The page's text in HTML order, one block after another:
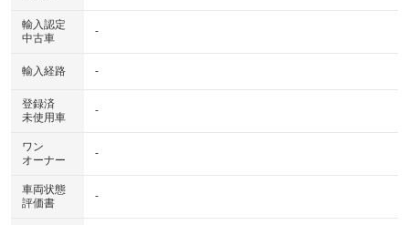
輸入認定
中古車
-
輸入経路 -
登録済
未使用車
-
ワン
オーナー
-
車両状態
評価書
-